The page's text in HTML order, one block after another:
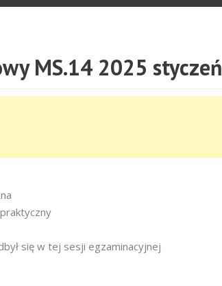
MS.14 2025 styczeń
się w tej sesji egzaminacyjnej